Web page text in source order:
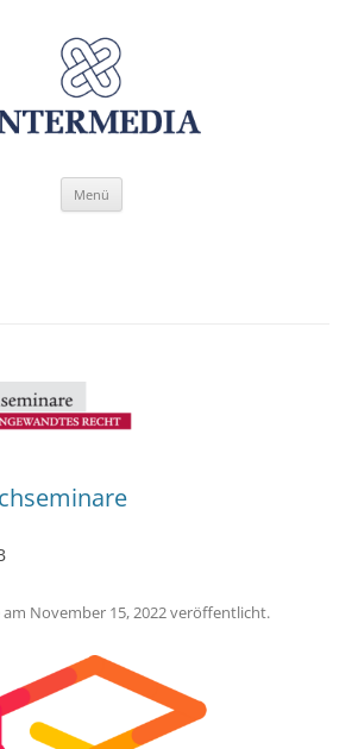
Menü
am November 15, 2022veröffentlicht.